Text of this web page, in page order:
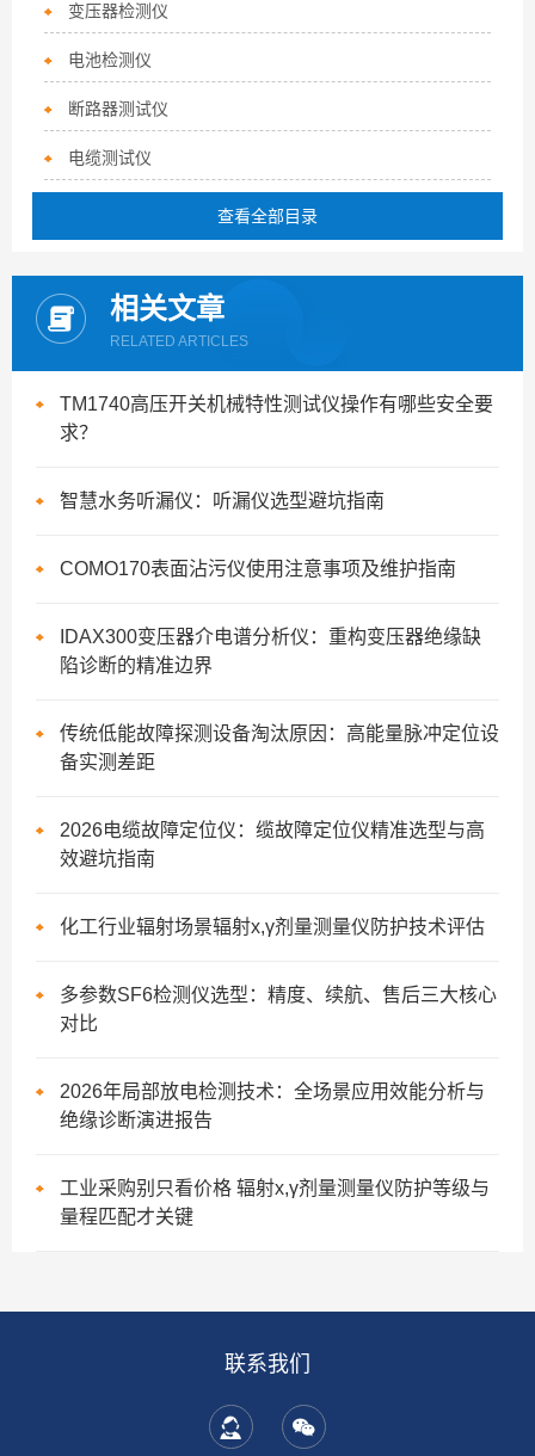
变压器检测仪
电池检测仪
断路器测试仪
电缆测试仪
查看全部目录
相关文章
RELATED ARTICLES
TM1740高压开关机械特性测试仪操作有哪些安全要
求？
智慧水务听漏仪：听漏仪选型避坑指南
COMO170表面沾污仪使用注意事项及维护指南
IDAX300变压器介电谱分析仪：重构变压器绝缘缺
陷诊断的精准边界
传统低能故障探测设备淘汰原因：高能量脉冲定位设
备实测差距
2026电缆故障定位仪：缆故障定位仪精准选型与高
效避坑指南
化工行业辐射场景辐射x,γ剂量测量仪防护技术评估
多参数SF6检测仪选型：精度、续航、售后三大核心
对比
2026年局部放电检测技术：全场景应用效能分析与
绝缘诊断演进报告
工业采购别只看价格 辐射x,γ剂量测量仪防护等级与
量程匹配才关键
联系我们